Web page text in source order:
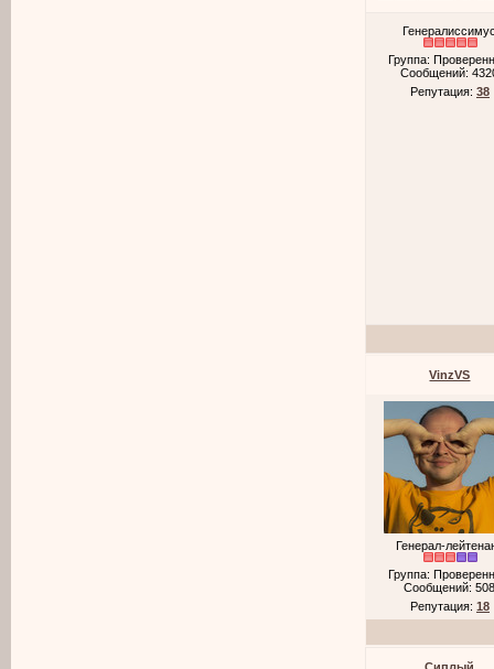
Группа:
Сообщений:
Репутация: 38
VinzVS
Генерал-
Группа:
Сообщений:
Репутация: 18